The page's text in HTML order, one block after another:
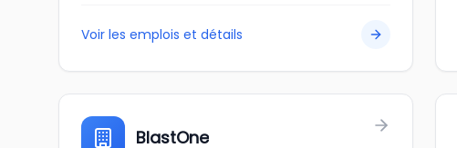
Voir les emplois et détails
BlastOne